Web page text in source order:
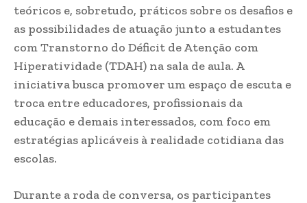
teóricos e, sobretudo, práticos sobre os desafios e
as possibilidades de atuação junto a estudantes
com Transtorno do Déficit de Atenção com
Hiperatividade (TDAH) na sala de aula. A
iniciativa busca promover um espaço de escuta e
troca entre educadores, profissionais da
educação e demais interessados, com foco em
estratégias aplicáveis à realidade cotidiana das
escolas.
Durante a roda de conversa, os participantes